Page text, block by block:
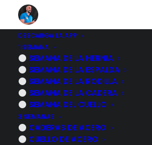
DESCARGA LA APP
1 SEMANA
SEMANA DE LA HERNIA
SEMANA DE LA ESPALDA
SEMANA DE LA RODILLA
SEMANA DE LA CADERA
SEMANA DEL CUELLO
3 SEMANAS
CADERAS DE ACERO
CUELLO DE ACERO
8 ALIMENTOS
MEJORAR
CIRCULACIÓN
piernas